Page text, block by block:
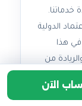
الدولية
في هذا
من
في مجال كشف
الآن